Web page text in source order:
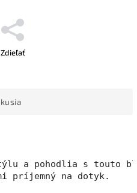
Zdieľať
a pohodlia s touto
príjemný na dotyk.